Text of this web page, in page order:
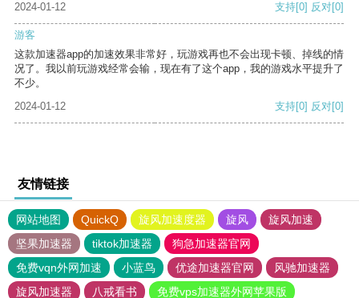
2024-01-12 支持[0] 反对[0]
游客
这款加速器app的加速效果非常好，玩游戏再也不会出现卡顿、掉线的情
况了。我以前玩游戏经常会输，现在有了这个app，我的游戏水平提升了
不少。
2024-01-12
支持[0] 反对[0]
友情链接
网站地图 QuickQ 旋风加速度器 旋风
旋风加速
坚果加速器
tiktok加速器
狗急加速器官网
免费vqn外网加速
小蓝鸟 优途加速器官网
风驰加速器
旋风加速器
八戒看书 免费vps加速器外网苹果版